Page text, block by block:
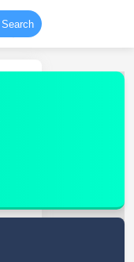
Search